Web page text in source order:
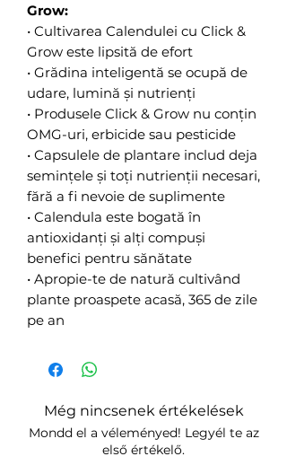
Grow:
• Cultivarea Calendulei cu Click &
Grow este lipsită de efort
• Grădina inteligentă se ocupă de
udare, lumină și nutrienți
• Produsele Click & Grow nu conțin
OMG-uri, erbicide sau pesticide
• Capsulele de plantare includ deja
semințele și toți nutrienții necesari,
fără a fi nevoie de suplimente
• Calendula este bogată în
antioxidanți și alți compuși
benefici pentru sănătate
• Apropie-te de natură cultivând
plante proaspete acasă, 365 de zile
pe an
Még nincsenek értékelések
Mondd el a véleményed! Legyél te az
első értékelő.